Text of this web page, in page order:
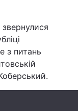
з питань